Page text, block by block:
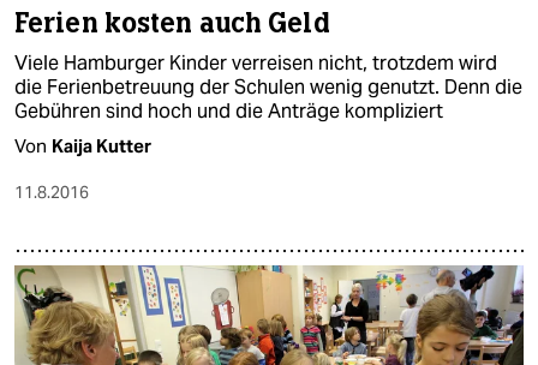
Ferien kosten auch Geld
Viele Hamburger Kinder verreisen nicht, trotzdem wird
die Ferienbetreuung der Schulen wenig genutzt. Denn die
Gebühren sind hoch und die Anträge kompliziert
Von Kaija Kutter
11.8.2016